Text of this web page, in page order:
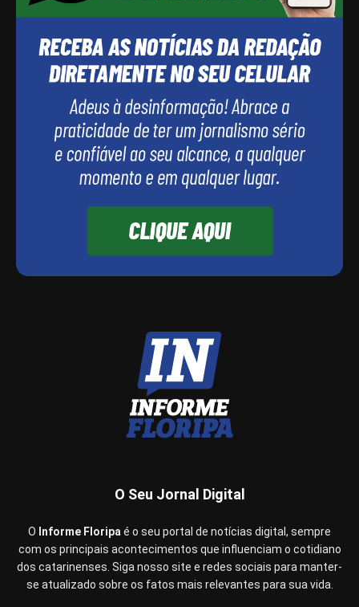
O Seu Jornal Digital
O Informe Floripaé o seu portal de notícias digital, sempre
com os principais acontecimentos que influenciam o cotidiano
dos catarinenses. Siga nosso site e redes sociais para manter-
se atualizado sobre os fatos mais relevantes para sua vida.